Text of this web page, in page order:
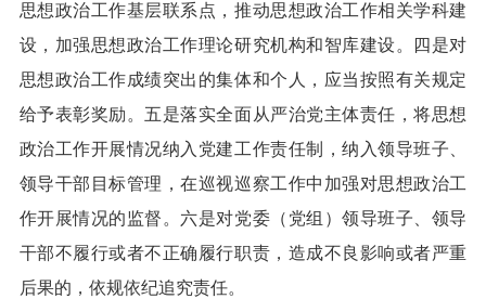
思想政治工作基层联系点，推动思想政治工作相关学科建
设，加强思想政治工作理论研究机构和智库建设。四是对
思想政治工作成绩突出的集体和个人，应当按照有关规定
给予表彰奖励。五是落实全面从严治党主体责任，将思想
政治工作开展情况纳入党建工作责任制，纳入领导班子、
领导干部目标管理，在巡视巡察工作中加强对思想政治工
作开展情况的监督。六是对党委（党组）领导班子、领导
干部不履行或者不正确履行职责，造成不良影响或者严重
后果的，依规依纪追究责任。